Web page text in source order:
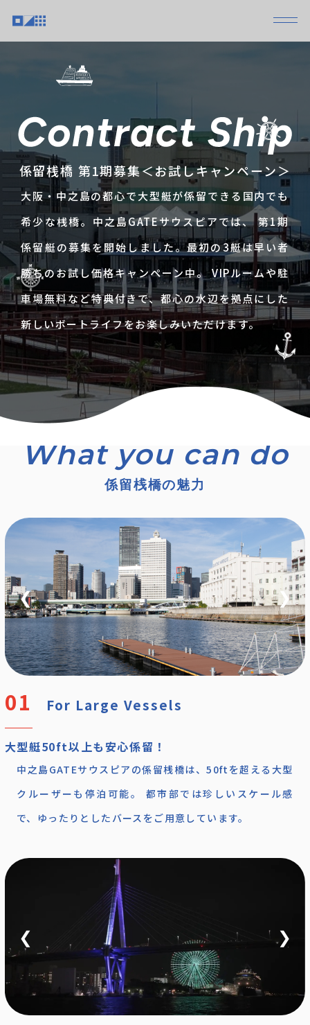
係留桟橋 第1期募集＜お試しキャンペーン＞
大阪・中之島の都心で大型艇が係留できる国内でも
希少な桟橋。中之島GATEサウスピアでは、 第1期
係留艇の募集を開始しました。最初の3艇は早い者
勝ちのお試し価格キャンペーン中。 VIPルームや駐
車場無料など特典付きで、都心の水辺を拠点にした
新しいボートライフをお楽しみいただけます。
係留桟橋の魅力
❮ ❯
For Large Vessels
大型艇50ft以上も安心係留！
中之島GATEサウスピアの係留桟橋は、50ftを超える大型
クルーザーも停泊可能。 都市部では珍しいスケール感
で、ゆったりとしたバースをご用意しています。
❮ ❯